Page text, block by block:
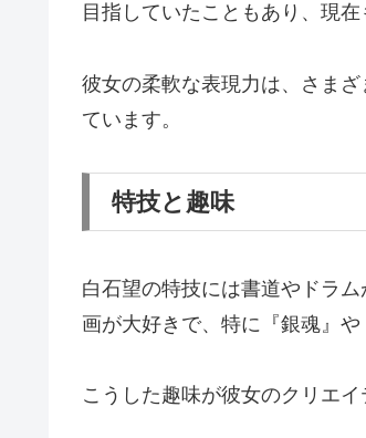
目指していたこともあり、現
彼女の柔軟な表現力は、さま
ています。
特技と趣味
白石望の特技には書道やドラ
画が大好きで、特に『銀魂』
こうした趣味が彼女のクリエ